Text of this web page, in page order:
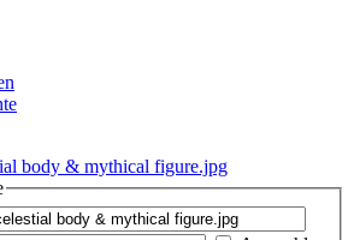
body & mythical figure.jpg